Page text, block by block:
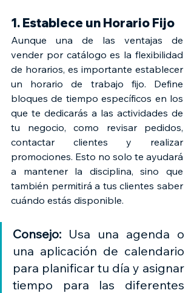
1. Establece un Horario Fijo
Aunque una de las ventajas de
vender por catálogo es la flexibilidad
de horarios, es importante establecer
un horario de trabajo fijo. Define
bloques de tiempo específicos en los
que te dedicarás a las actividades de
tu negocio, como revisar pedidos,
contactar clientes y realizar
promociones. Esto no solo te ayudará
a mantener la disciplina, sino que
también permitirá a tus clientes saber
cuándo estás disponible.
Consejo: Usa una agenda o
una aplicación de calendario
para planificar tu día y asignar
tiempo para las diferentes